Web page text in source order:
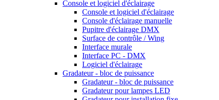
Console et logiciel d'éclairage
Console et logiciel d'éclairage
Console d'éclairage manuelle
Pupitre d'éclairage DMX
Surface de contrôle / Wing
Interface murale
Interface PC - DMX
Logiciel d'éclairage
Gradateur - bloc de puissance
Gradateur - bloc de puissance
Gradateur pour lampes LED